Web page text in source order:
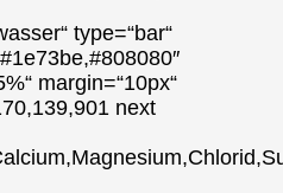
type=“bar“
margin=“10px“
next